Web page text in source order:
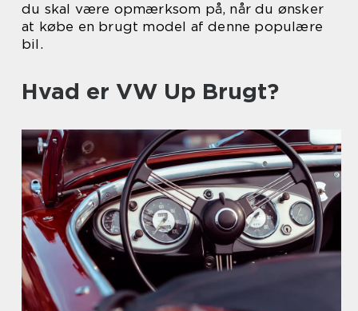
du skal være opmærksom på, når du ønsker
at købe en brugt model af denne populære
bil.
Hvad er VW Up Brugt?